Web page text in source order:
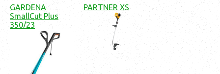
GARDENA
SmallCut Plus
350/23
PARTNER XS